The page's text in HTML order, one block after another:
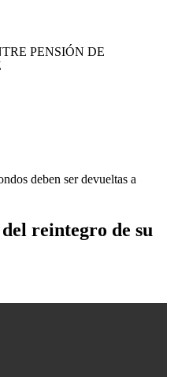
PENSIÓN DE
deben ser devueltas a
reintegro de su